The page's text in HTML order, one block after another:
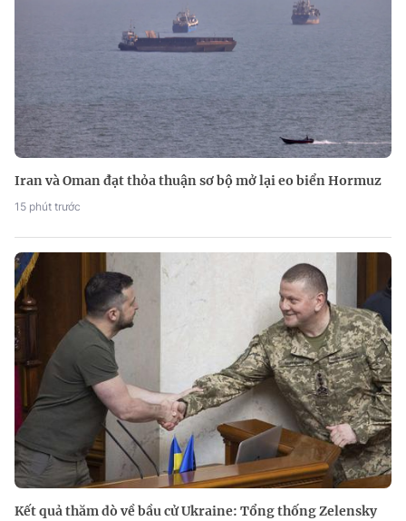
Iran và Oman đạt thỏa thuận sơ bộ mở lại eo biển Hormuz
15 phút trước
Kết quả thăm dò về bầu cử Ukraine: Tổng thống Zelensky